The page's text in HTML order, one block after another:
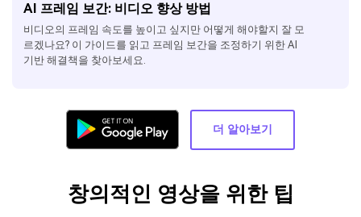
AI 프레임 보간: 비디오 향상 방법
비디오의 프레임 속도를 높이고 싶지만 어떻게 해야할지 잘 모
르겠나요? 이 가이드를 읽고 프레임 보간을 조정하기 위한 AI
기반 해결책을 찾아보세요.
더 알아보기
창의적인 영상을 위한 팁